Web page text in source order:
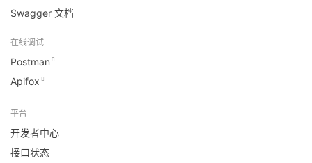
Swagger 文档
在线调试
Postman
Apifox
平台
开发者中心
接口状态